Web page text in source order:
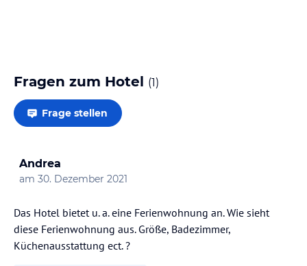
Fragen zum Hotel (1)
Frage stellen
Andrea
am 30. Dezember 2021
Das Hotel bietet u. a. eine Ferienwohnung an. Wie sieht
diese Ferienwohnung aus. Größe, Badezimmer,